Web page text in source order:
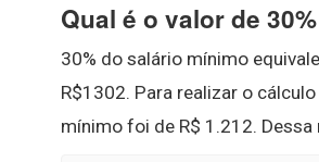
Qual é o valor de
30% do salário mínimo
R$1302. Para realizar o
mínimo foi de R$ 1.212.